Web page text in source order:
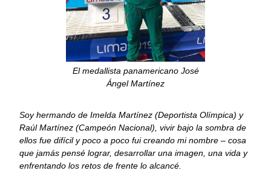
El medallista panamericano José
Ángel Martínez
Soy hermando de Imelda Martínez (Deportista Olímpica) y
Raúl Martínez (Campeón Nacional), vivir bajo la sombra de
ellos fue difícil y poco a poco fui creando mi nombre – cosa
que jamás pensé lograr, desarrollar una imagen, una vida y
enfrentando los retos de frente lo alcancé.